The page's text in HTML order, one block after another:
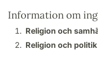
Information om
Religion och
Religion och